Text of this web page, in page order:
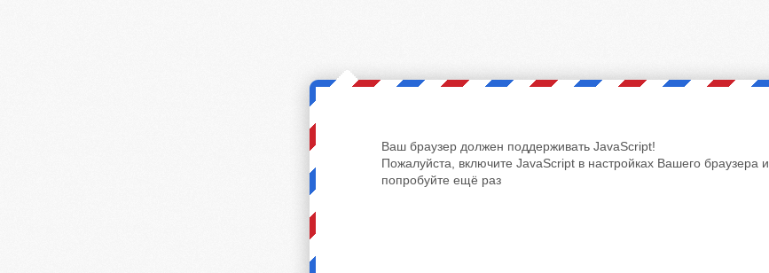
Ваш браузер должен поддерживать JavaScript!
Пожалуйста, включите JavaScript в настройках Вашего браузера и
попробуйте ещё раз